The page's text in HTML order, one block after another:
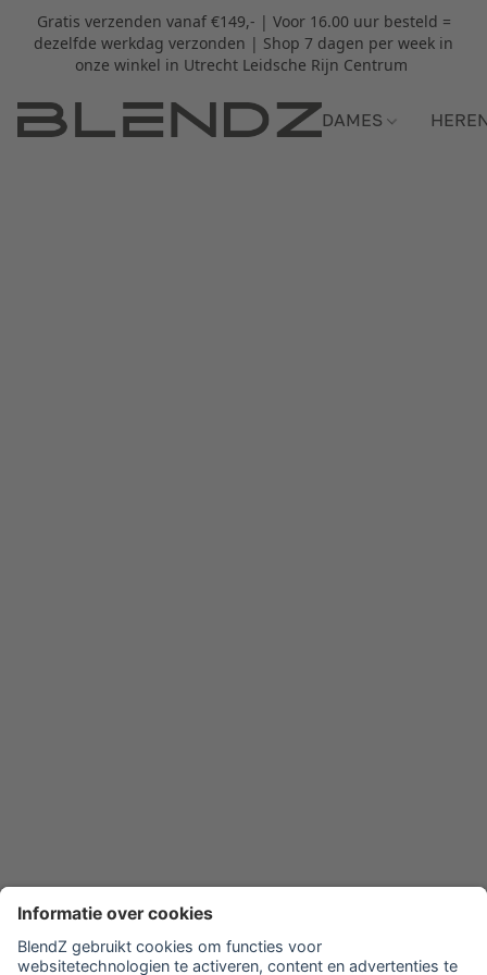
Gratis verzenden vanaf €149,- | Voor 16.00 uur besteld =
dezelfde werkdag verzonden | Shop 7 dagen per week in
onze winkel in Utrecht Leidsche Rijn Centrum
DAMES